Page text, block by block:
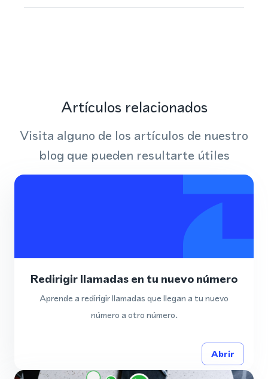
Artículos relacionados
Visita alguno de los artículos de nuestro
blog que pueden resultarte útiles
Redirigir llamadas en tu nuevo número
Aprende a redirigir llamadas que llegan a tu nuevo
número a otro número.
Abrir